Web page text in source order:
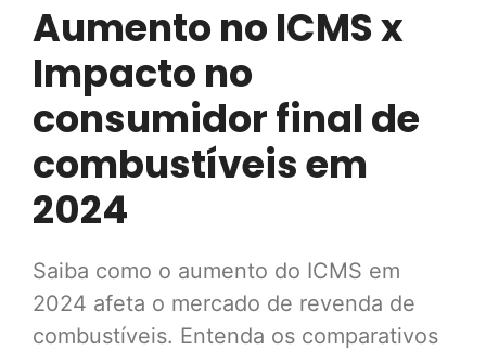
Aumento no ICMS x
Impacto no
consumidor final de
combustíveis em
2024
Saiba como o aumento do ICMS em
2024 afeta o mercado de revenda de
combustíveis. Entenda os comparativos